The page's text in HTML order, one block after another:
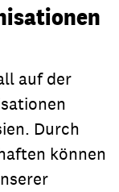
auf der
Durch
können